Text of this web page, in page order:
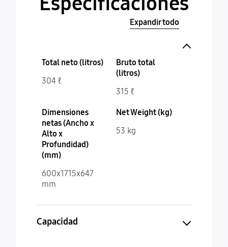
Expandir todo
Total neto (litros)
304 ℓ
Bruto total
(litros)
315 ℓ
Dimensiones
netas (Ancho x
Alto x
Profundidad)
(mm)
600x1715x647
mm
Net Weight (kg)
53 kg
Capacidad